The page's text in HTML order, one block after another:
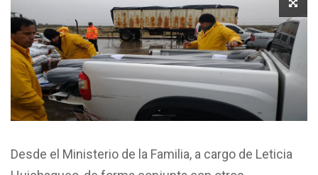
Desde el Ministerio de la Familia, a cargo de Leticia